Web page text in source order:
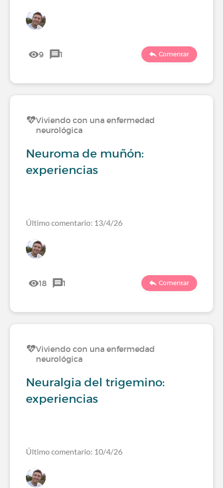
9 1 Comentar
Viviendo con una enfermedad
neurológica
Neuroma de muñón:
experiencias
Último comentario: 13/4/26
18 1 Comentar
Viviendo con una enfermedad
neurológica
Neuralgia del trigemino:
experiencias
Último comentario: 10/4/26